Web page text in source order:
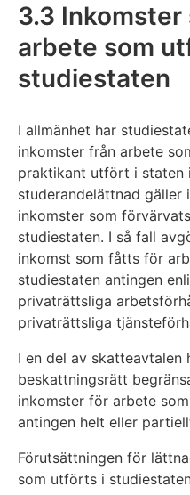
3.3
arbete som
studiestaten
I allmänhet har
inkomster från arbete
praktikant utfört i staten
studerandelättnad gäller
inkomster som
studiestaten. I så fall
inkomst som fåtts för
studiestaten antingen
privaträttsliga
privaträttsliga
I en del av skatteavtalen
beskattningsrätt
inkomster för arbete
antingen helt eller
Förutsättningen för
som utförts i